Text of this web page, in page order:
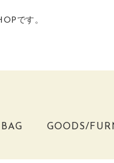
です。
BAG GOODS/